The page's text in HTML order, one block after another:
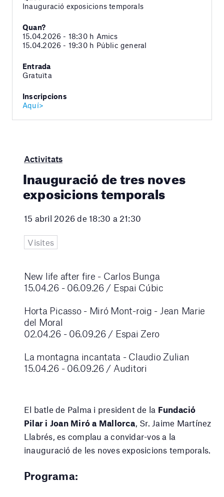
Inauguració exposicions temporals
Quan?
15.04.2026 - 18:30 h Amics
15.04.2026 - 19:30 h Públic general
Entrada
Gratuïta
Inscripcions
Aquí>
Activitats
Inauguració de tres noves
exposicions temporals
15 abril 2026 de 18:30 a 21:30
Visites
New life after fire - Carlos Bunga
15.04.26 - 06.09.26 / Espai Cúbic
Horta Picasso - Miró Mont-roig - Jean Marie
del Moral
02.04.26 - 06.09.26 / Espai Zero
La montagna incantata - Claudio Zulian
15.04.26 - 06.09.26 / Auditori
El batle de Palma i president de la Fundació
Pilar i Joan Miró a Mallorca , Sr. Jaime Martínez
Llabrés, es complau a convidar-vos a la
inauguració de les noves exposicions temporals.
Programa: